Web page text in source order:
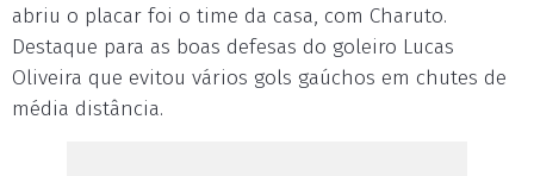
abriu o placar foi o time da casa, com Charuto.
Destaque para as boas defesas do goleiro Lucas
Oliveira que evitou vários gols gaúchos em chutes de
média distância.